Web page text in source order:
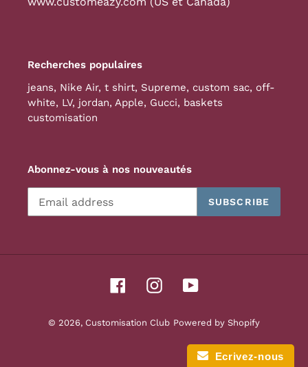
Recherches populaires
jeans, Nike Air, t shirt, Supreme, custom sac, off-
white, LV, jordan, Apple, Gucci, baskets
customisation
Abonnez-vous à nos nouveautés
SUBSCRIBE
FacebookInstagramYouTube
© 2026, Customisation Club Powered by Shopify
Ecrivez-nous